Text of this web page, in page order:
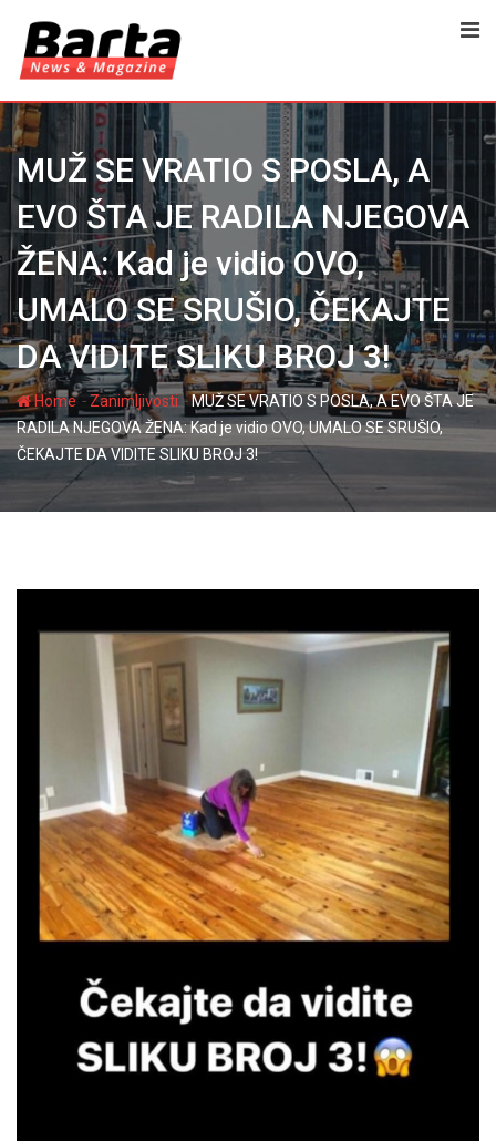
content
MUŽ SE VRATIO S POSLA, A
EVO ŠTA JE RADILA NJEGOVA
ŽENA: Kad je vidio OVO,
UMALO SE SRUŠIO, ČEKAJTE
DA VIDITE SLIKU BROJ 3!
Home-Zanimljivosti-MUŽ SE VRATIO S POSLA, A EVO ŠTA JE
RADILA NJEGOVA ŽENA: Kad je vidio OVO, UMALO SE SRUŠIO,
ČEKAJTE DA VIDITE SLIKU BROJ 3!